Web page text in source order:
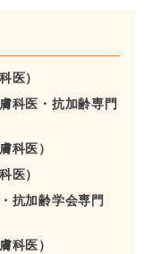
医）
科医・抗加齢専門
科医）
医）
抗加齢学会専門
科医）